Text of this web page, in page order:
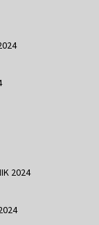
2024